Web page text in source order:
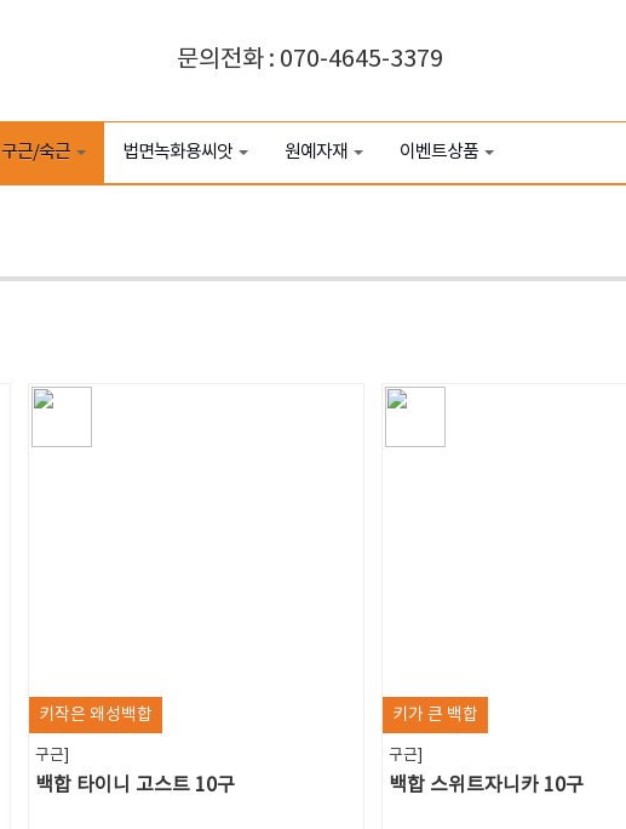
문의전화 : 070-4645-3379
구근/숙근 법면녹화용씨앗 원예자재 이벤트상품
키작은 왜성백합
구근]
백합 타이니 고스트 10구
키가 큰 백합
구근]
백합 스위트자니카 10구